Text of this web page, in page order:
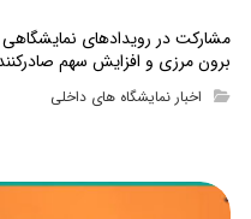
مشارکت در رویدادهای نمایشگاهی
برون مرزی و افزایش سهم
اخبار نمایشگاه های داخلی